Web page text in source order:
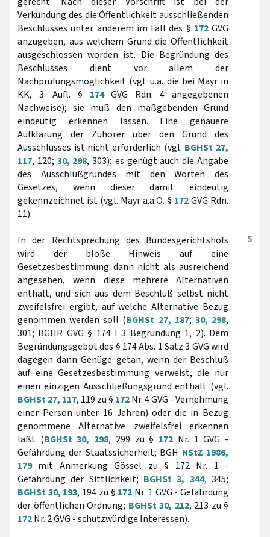
Verkündung des die Öffentlichkeit ausschließenden
Beschlusses unter anderem im Fall des § 172GVG
anzugeben, aus welchem Grund die Öffentlichkeit
ausgeschlossen worden ist. Die Begründung des
Beschlusses dient vor allem der
Nachprüfungsmöglichkeit (vgl. u.a. die bei Mayr in
KK, 3. Aufl. § 174GVG Rdn. 4 angegebenen
Nachweise); sie muß den maßgebenden Grund
eindeutig erkennen lassen. Eine genauere
Aufklärung der Zuhörer über den Grund des
Ausschlusses ist nicht erforderlich (vgl. BGHSt 27,
117, 120; 30, 298, 303); es genügt auch die Angabe
des Ausschlußgrundes mit den Worten des
Gesetzes, wenn dieser damit eindeutig
gekennzeichnet ist (vgl. Mayr a.a.O. § 172GVG Rdn.
11).
5
In der Rechtsprechung des Bundesgerichtshofs
wird der bloße Hinweis auf eine
Gesetzesbestimmung dann nicht als ausreichend
angesehen, wenn diese mehrere Alternativen
enthält, und sich aus dem Beschluß selbst nicht
zweifelsfrei ergibt, auf welche Alternative Bezug
genommen werden soll (BGHSt 27, 187; 30, 298,
301; BGHR GVG § 174 I 3 Begründung 1, 2). Dem
Begründungsgebot des § 174 Abs. 1 Satz 3 GVG wird
dagegen dann Genüge getan, wenn der Beschluß
auf eine Gesetzesbestimmung verweist, die nur
einen einzigen Ausschließungsgrund enthält (vgl.
BGHSt 27, 117, 119 zu § 172Nr. 4 GVG - Vernehmung
einer Person unter 16 Jahren) oder die in Bezug
genommene Alternative zweifelsfrei erkennen
läßt (BGHSt 30, 298, 299 zu § 172 Nr. 1 GVG -
Gefährdung der Staatssicherheit; BGH NStZ 1986,
179mit Anmerkung Gössel zu § 172 Nr. 1 -
Gefährdung der Sittlichkeit; BGHSt 3, 344, 345;
BGHSt 30, 193, 194 zu § 172 Nr. 1 GVG - Gefährdung
der öffentlichen Ordnung; BGHSt 30, 212, 213 zu §
172Nr. 2 GVG - schutzwürdige Interessen).